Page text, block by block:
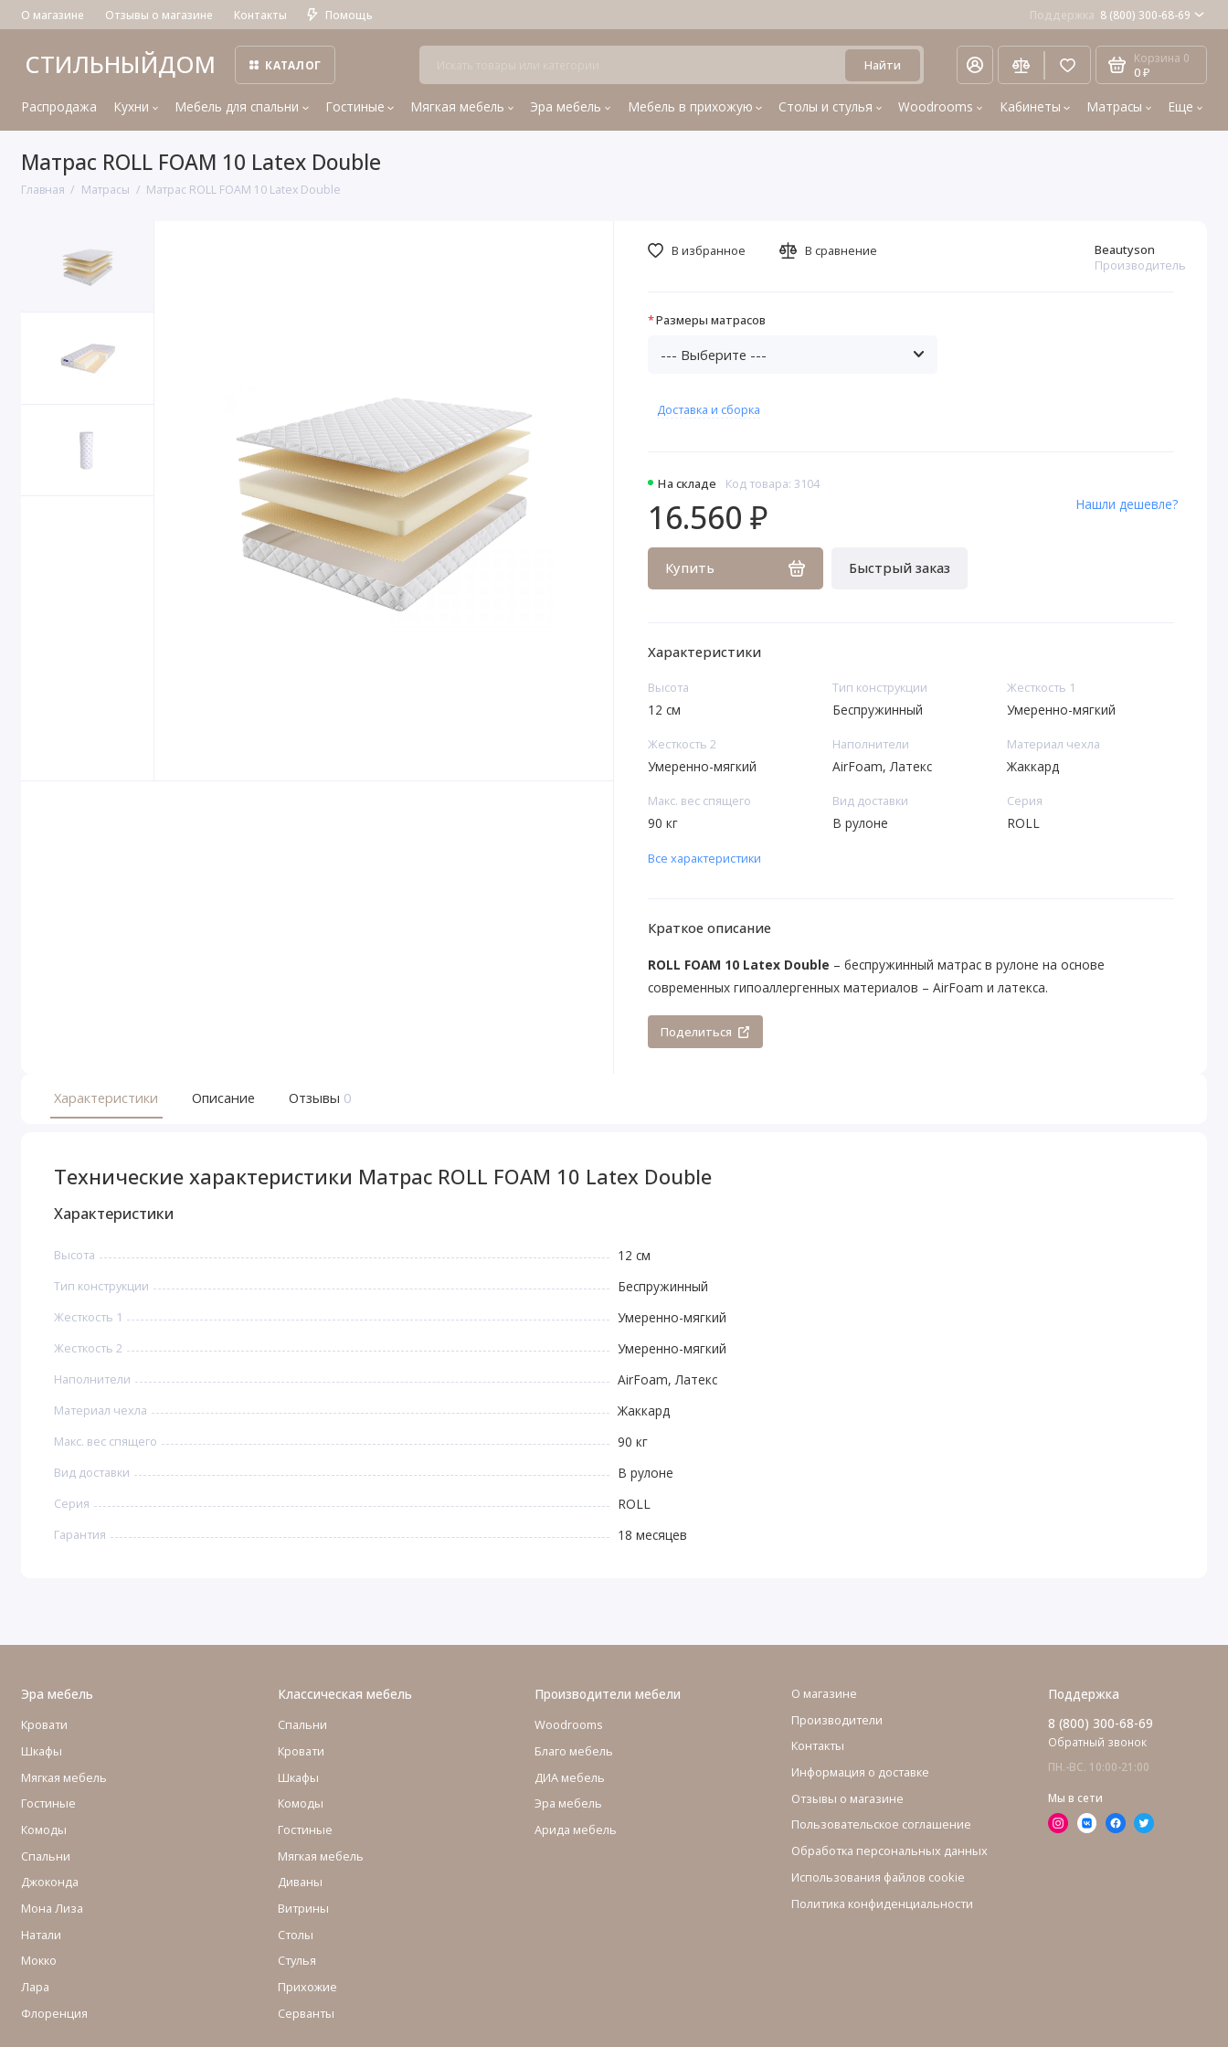
О магазине Отзывы о магазине Контакты Помощь Поддержка 8 (800) 300-68-69
СТИЛЬНЫЙДОМ КАТАЛОГ Найти Корзина 0
0 ₽
Распродажа Кухни Мебель для спальни Гостиные Мягкая мебель Эра мебель Мебель в прихожую Столы и стулья Woodrooms Кабинеты Матрасы Еще
Матрас ROLL FOAM 10 Latex Double
Главная Матрасы Матрас ROLL FOAM 10 Latex Double
На складе Код товара: 3104
Beautyson
Производитель
16.560 ₽
Купить Быстрый заказ
Нашли дешевле?
В избранное В сравнение
Размеры матрасов
Доставка и сборка
Характеристики
Высота
12 см
Тип конструкции
Беспружинный
Жесткость 1
Умеренно-мягкий
Жесткость 2
Умеренно-мягкий
Наполнители
AirFoam, Латекс
Материал чехла
Жаккард
Макс. вес спящего
90 кг
Вид доставки
В рулоне
Серия
ROLL
Все характеристики
Краткое описание
ROLL FOAM 10 Latex Double – беспружинный матрас в рулоне на основе
современных гипоаллергенных материалов – AirFoam и латекса.
Поделиться
Характеристики Описание Отзывы 0
Технические характеристики Матрас ROLL FOAM 10 Latex Double
Характеристики
Высота 12 см
Тип конструкции Беспружинный
Жесткость 1 Умеренно-мягкий
Жесткость 2 Умеренно-мягкий
Наполнители AirFoam, Латекс
Материал чехла Жаккард
Макс. вес спящего 90 кг
Вид доставки В рулоне
Серия ROLL
Гарантия 18 месяцев
Эра мебель
Кровати
Шкафы
Мягкая мебель
Гостиные
Комоды
Cпальни
Джоконда
Мона Лиза
Натали
Мокко
Лара
Флоренция
Классическая мебель
Спальни
Кровати
Шкафы
Комоды
Гостиные
Мягкая мебель
Диваны
Витрины
Столы
Стулья
Прихожие
Серванты
Производители мебели
Woodrooms
Благо мебель
ДИА мебель
Эра мебель
Арида мебель
О магазине
Производители
Контакты
Информация о доставке
Отзывы о магазине
Пользовательское соглашение
Обработка персональных данных
Использования файлов cookie
Политика конфиденциальности
Поддержка
8 (800) 300-68-69
Обратный звонок
ПН.-ВС. 10:00-21:00
Мы в сети